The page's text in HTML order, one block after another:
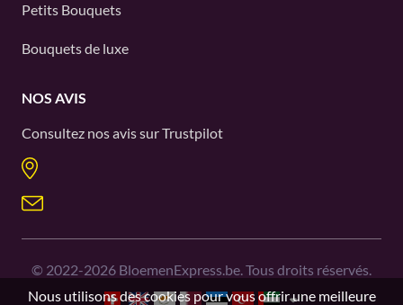
Petits Bouquets
Bouquets de luxe
NOS AVIS
Consultez nos avis surTrustpilot
© 2022-2026 BloemenExpress.be. Tous droits réservés.
Nous utilisons des cookies pour vous offrir une meilleure